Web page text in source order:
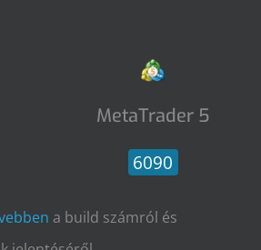
MetaTrader 5
6090
a build számról és